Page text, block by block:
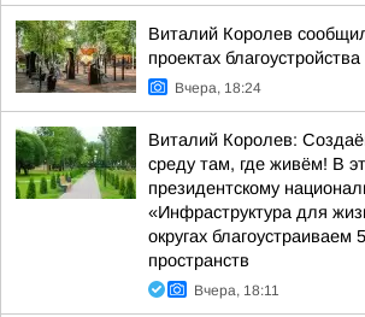
Виталий Королев
проектах
Вчера, 18:24
Виталий Королев:
среду там, где живём! В
президентскому
«Инфраструктура для
округах
пространств
Вчера, 18:11